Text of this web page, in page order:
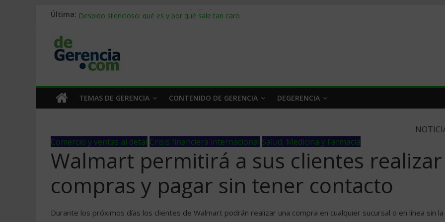
Última: Stablecoins para empresas: cómo pagar y cobrar en 2026
Trabajo forzoso en la cadena de suministro: qué hacer
Mercado hispano de EE. UU.: cómo segmentarlo y venderle
TEMAS DE GERENCIA CONTENIDO DE GERENCIA DEGERENCIA
Comercio y ventas al detal Crisis financiera internacional Salud, Medicina y Farmacia
Walmart permitirá a sus clientes realizar
compras y pagar sin tener contacto
Durante los próximos días los clientes de Walmart podrán realizar una compra en cualquier sucursal o en línea sin la